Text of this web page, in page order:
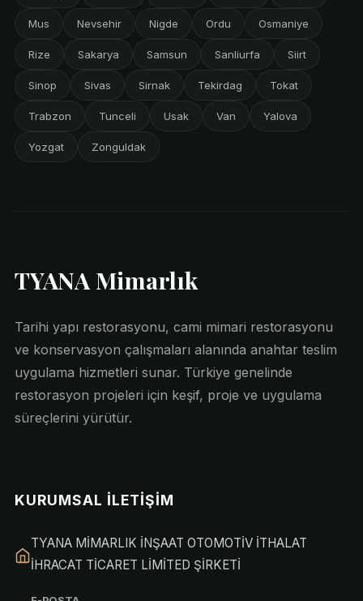
Mus Nevsehir Nigde Ordu Osmaniye
Rize Sakarya Samsun Sanliurfa Siirt
Sinop Sivas Sirnak Tekirdag Tokat
Trabzon Tunceli Usak Van Yalova
Yozgat Zonguldak
TYANA Mimarlık
Tarihi yapı restorasyonu, cami mimari restorasyonu
ve konservasyon çalışmaları alanında anahtar teslim
uygulama hizmetleri sunar. Türkiye genelinde
restorasyon projeleri için keşif, proje ve uygulama
süreçlerini yürütür.
KURUMSAL İLETIŞIM
TYANA MİMARLIK İNŞAAT OTOMOTİV İTHALAT
İHRACAT TİCARET LİMİTED ŞİRKETİ